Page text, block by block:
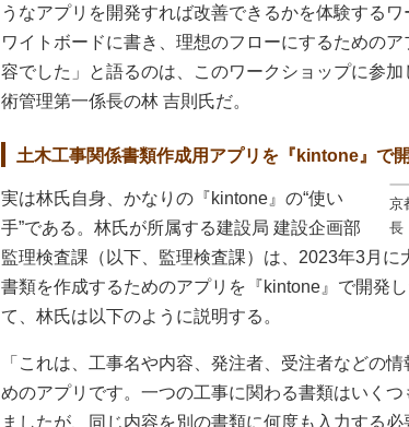
うなアプリを開発すれば改善できるかを体験する
ワイトボードに書き、理想のフローにするための
容でした」と語るのは、このワークショップに参
術管理第一係長の林 吉則氏だ。
土木工事関係書類作成用アプリを『kintone』で
京
長
実は林氏自身、かなりの『kintone』の“使い
手”である。林氏が所属する建設局 建設企画部
監理検査課（以下、監理検査課）は、2023年3月
書類を作成するためのアプリを『kintone』で開発
て、林氏は以下のように説明する。
「これは、工事名や内容、発注者、受注者などの
めのアプリです。一つの工事に関わる書類はいく
ましたが、同じ内容を別の書類に何度も入力する